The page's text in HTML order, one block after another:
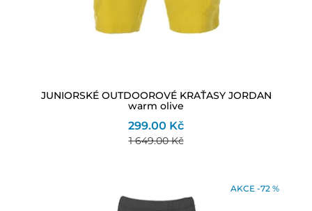
JUNIORSKÉ OUTDOOROVÉ KRAŤASY JORDAN
warm olive
299.00 Kč
1 649.00 Kč
AKCE -72 %